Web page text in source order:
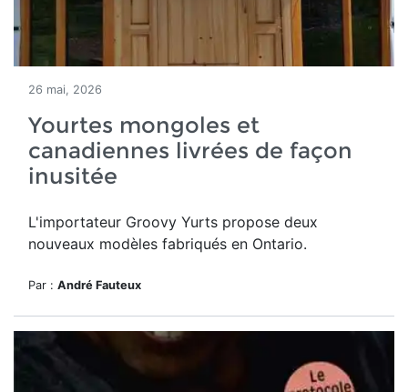
26 mai, 2026
Yourtes mongoles et
canadiennes livrées de façon
inusitée
L'importateur Groovy Yurts propose deux
nouveaux modèles fabriqués en Ontario.
Par : André Fauteux